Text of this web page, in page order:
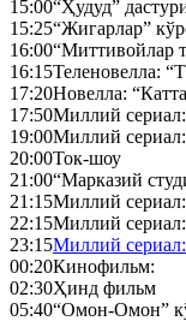
15:00“Ҳудуд”
15:25“Жигарлар”
16:00“Миттивойлар
16:15Теленовелла:
17:20Новелла:
17:50Миллий
19:00Миллий
20:00Ток-шоу
21:00“Марказий
21:15Миллий
22:15Миллий сериал:
23:15Миллий
00:20Кинофильм:
02:30Ҳинд фильм
05:40“Омон-Омон”